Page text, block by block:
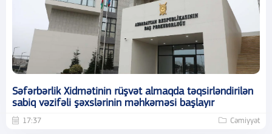
Səfərbərlik Xidmətinin rüşvət almaqda təqsirləndirilən
sabiq vəzifəli şəxslərinin məhkəməsi başlayır
17:37 Cəmiyyət